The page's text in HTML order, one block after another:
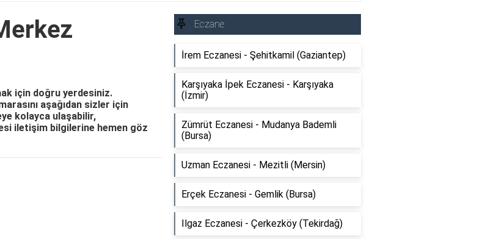
için doğru yerdesiniz.
aşağıdan sizler için
kolayca ulaşabilir,
iletişim bilgilerine hemen göz
Eczane
İrem Eczanesi - Şehitkamil (Gaziantep)
Karşıyaka İpek Eczanesi - Karşıyaka
(İzmir)
Zümrüt Eczanesi - Mudanya Bademli
(Bursa)
Uzman Eczanesi - Mezitli (Mersin)
Erçek Eczanesi - Gemlik (Bursa)
Ilgaz Eczanesi - Çerkezköy (Tekirdağ)